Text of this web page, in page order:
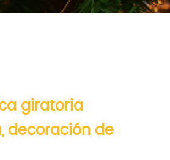
giratoria
decoración de